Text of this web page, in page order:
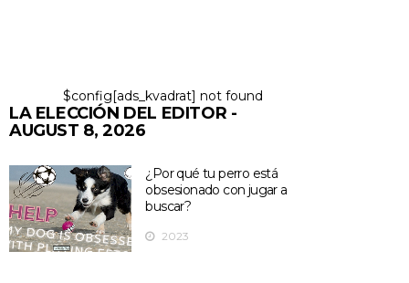
$config[ads_kvadrat] not found
LA ELECCIÓN DEL EDITOR -
AUGUST 8, 2026
¿Por qué tu perro está
obsesionado con jugar a
buscar?
2023